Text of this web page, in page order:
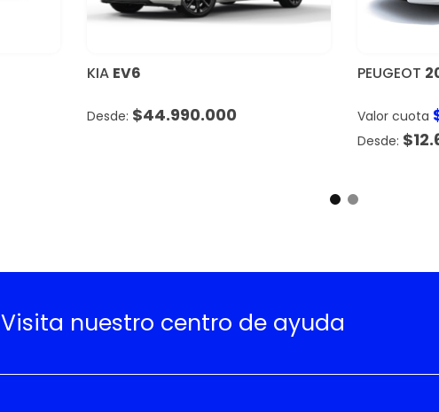
KIA EV6
$44.990.000
PEUGEOT
Valor cuota
$
Visita nuestro centro de ayuda